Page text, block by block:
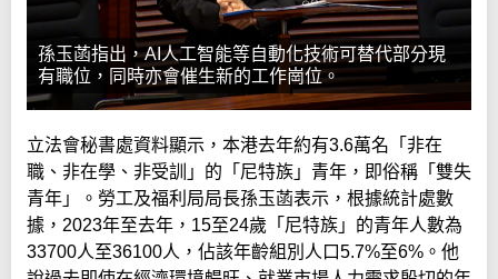
孫玉菡指出，AI人工智能等自動化技術可替代部分現
有職位，同時亦會催生新的工作崗位。
立法會秘書處資料顯示，本港去年約有3.6萬名「非在
職、非在學、非受訓」的「尼特族」青年，即俗稱「雙失
青年」。勞工及福利局局長孫玉菡表示，根據統計處數
據，2023年至去年，15至24歲「尼特族」的青年人數為
33700人至36100人，佔該年齡組別人口5.7%至6%。他